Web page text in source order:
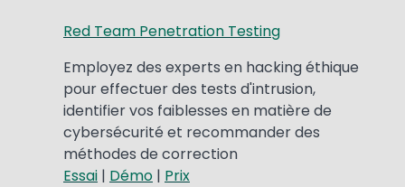
Red Team Penetration Testing
Employez des experts en hacking éthique
pour effectuer des tests d'intrusion,
identifier vos faiblesses en matière de
cybersécurité et recommander des
méthodes de correction
Essai | Démo | Prix